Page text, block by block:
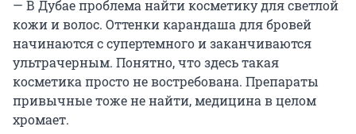
— В Дубае проблема найти косметику для светлой
кожи и волос. Оттенки карандаша для бровей
начинаются с супертемного и заканчиваются
ультрачерным. Понятно, что здесь такая
косметика просто не востребована. Препараты
привычные тоже не найти, медицина в целом
хромает.